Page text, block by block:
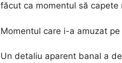
făcut ca momentul să
Momentul care i-a amuzat
Un detaliu aparent banal a